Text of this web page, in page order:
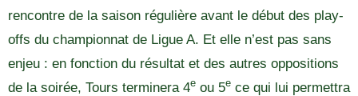
rencontre de la saison régulière avant le début des play-
offs du championnat de Ligue A. Et elle n’est pas sans
enjeu : en fonction du résultat et des autres oppositions
de la soirée, Tours terminera 4e ou 5e ce qui lui permettra